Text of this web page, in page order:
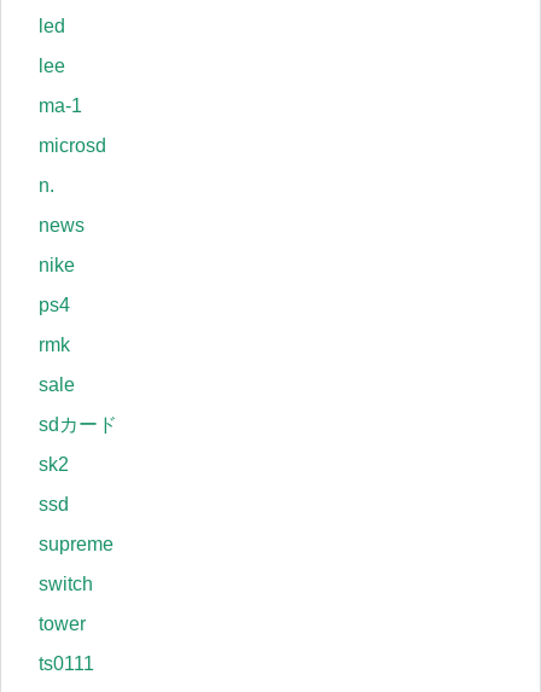
led
lee
ma-1
microsd
n.
news
nike
ps4
rmk
sale
sdカード
sk2
ssd
supreme
switch
tower
ts0111